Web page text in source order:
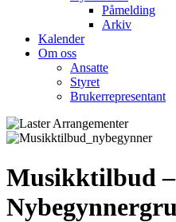
Påmelding
Arkiv
Kalender
Om oss
Ansatte
Styret
Brukerrepresentant
Musikktilbud –